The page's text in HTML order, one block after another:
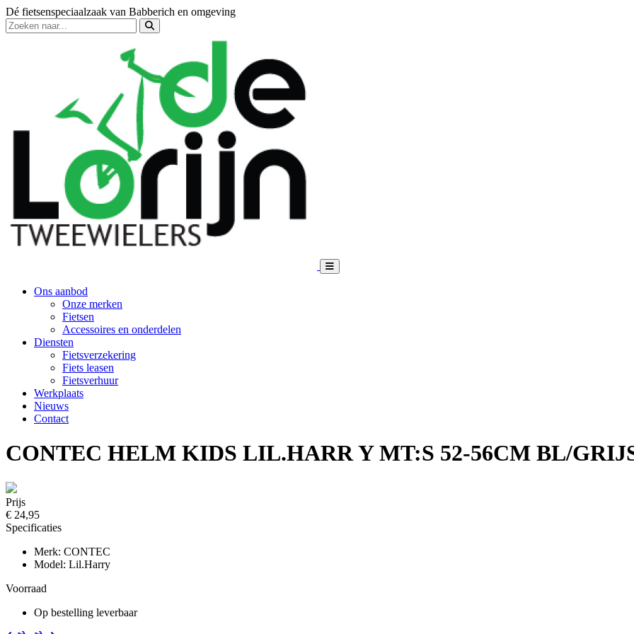
Dé fietsenspeciaalzaak van Babberich en omgeving
Ons aanbod
Onze merken
Fietsen
Accessoires en onderdelen
Diensten
Fietsverzekering
Fiets leasen
Fietsverhuur
Werkplaats
Nieuws
Contact
CONTEC HELM KIDS LIL.HARR Y MT:S 52-56CM BL/
Prijs
€ 24,95
Specificaties
Merk: CONTEC
Model: Lil.Harry
Voorraad
Op bestelling leverbaar